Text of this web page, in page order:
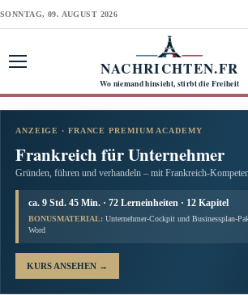
SONNTAG, 09. AUGUST 2026
NACHRICHTEN.FR
Wo niemand hinsieht, stirbt die Freiheit
ANZEIGE · FRANCE PREMIUM ACADEMY
Frankreich für Unternehmer
Gründen, führen und verhandeln – mit Frankreich-
ca. 9 Std. 45 Min. · 72 Lerneinheiten · 12 Kapitel
BONUSMATERIAL: Unternehmer-Cockpit und Businessplan-
Word
KURS ANSEHEN →